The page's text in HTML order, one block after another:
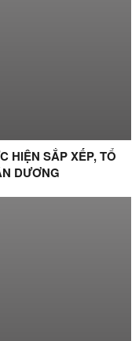
HIỆN SẮP XẾP, TỔ
DƯƠNG